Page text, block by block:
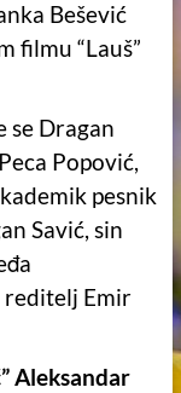
Bešević
filmu “Lauš”
se Dragan
Popović,
pesnik
Savić, sin
reditelj Emir
Aleksandar